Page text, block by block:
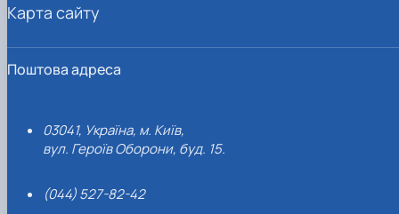
Поштова адреса
03041, Україна, м. Київ,
вул. Героїв Оборони, буд. 15.
(044) 527-82-42
Карта сайту